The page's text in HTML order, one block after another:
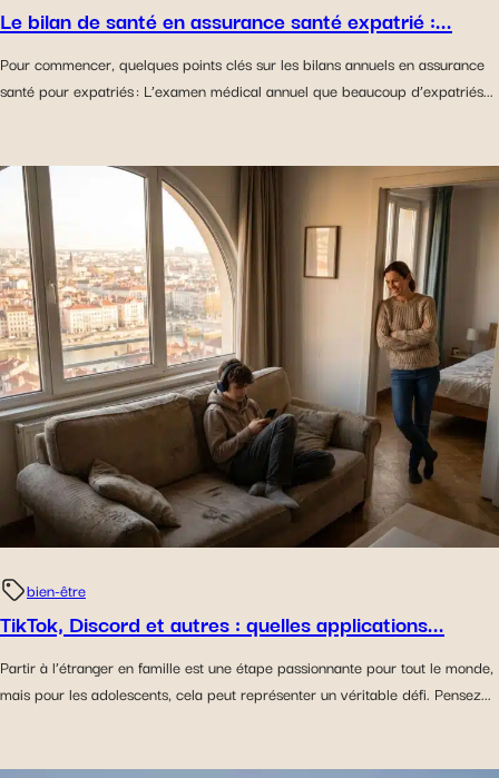
Le bilan de santé en assurance santé expatrié :...
Pour commencer, quelques points clés sur les bilans annuels en assurance
santé pour expatriés : L’examen médical annuel que beaucoup d’expatriés...
bien-être
TikTok, Discord et autres : quelles applications...
Partir à l’étranger en famille est une étape passionnante pour tout le monde,
mais pour les adolescents, cela peut représenter un véritable défi. Pensez...